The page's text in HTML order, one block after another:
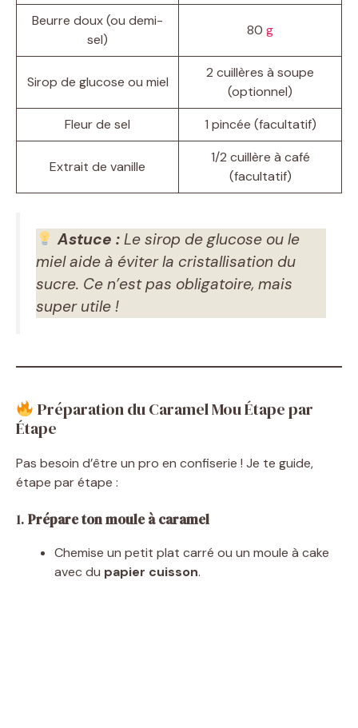
Beurre doux (ou demi-
sel)
80 g
Sirop de glucose ou miel
2 cuillères à soupe
(optionnel)
Fleur de sel
1 pincée (facultatif)
Extrait de vanille
1/2 cuillère à café
(facultatif)
Astuce :Le sirop de glucose ou le
miel aide à éviter la cristallisation du
sucre. Ce n’est pas obligatoire, mais
super utile !
Préparation du Caramel Mou Étape par
Étape
Pas besoin d’être un pro en confiserie ! Je te guide,
étape par étape :
1. Prépare ton moule à caramel
Chemise un petit plat carré ou un moule à cake
avec du papier cuisson.